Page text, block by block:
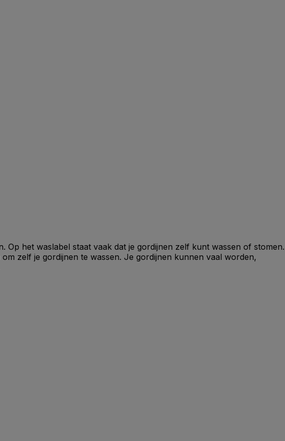
Op het waslabel staat vaak dat je gordijnen zelf kunt wassen of stomen.
zelf je gordijnen te wassen. Je gordijnen kunnen vaal worden,